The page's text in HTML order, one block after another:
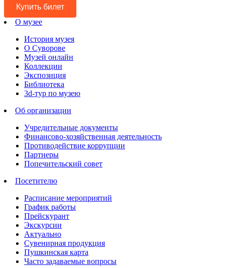
Купить билет
О музее
История музея
О Суворове
Музей онлайн
Коллекции
Экспозиция
Библиотека
3d-тур по музею
Об организации
Учредительные документы
Финансово-хозяйственная деятельность
Противодействие коррупции
Партнеры
Попечительский совет
Посетителю
Расписание мероприятий
График работы
Прейскурант
Экскурсии
Актуально
Сувенирная продукция
Пушкинская карта
Часто задаваемые вопросы